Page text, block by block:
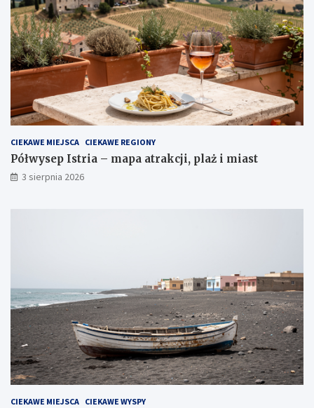
CIEKAWE MIEJSCA CIEKAWE REGIONY
Półwysep Istria – mapa atrakcji, plaż i miast
3 sierpnia 2026
CIEKAWE MIEJSCA CIEKAWE WYSPY